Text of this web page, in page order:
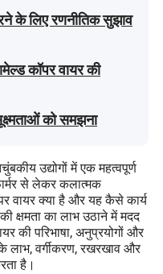
के लिए रणनीतिक सुझाव
कॉपर वायर की
को समझना
उद्योगों में एक महत्वपूर्ण
से लेकर कलात्मक
वायर क्या है और यह कैसे कार्य
क्षमता का लाभ उठाने में मदद
की परिभाषा, अनुप्रयोगों और
लाभ, वर्गीकरण, रखरखाव और
है।